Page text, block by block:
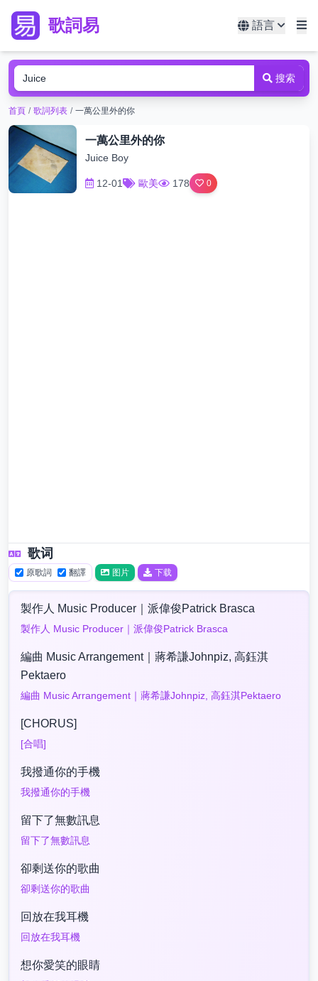
歌詞易 語言
搜索
首頁 / 歌詞列表 / 一萬公里外的你
一萬公里外的你
Juice Boy
12-01 歐美 178 0
歌词
原歌詞 翻譯 图片 下载
製作人 Music Producer｜派偉俊Patrick Brasca
製作人 Music Producer｜派偉俊Patrick Brasca
編曲 Music Arrangement｜蔣希謙Johnpiz, 高鈺淇
Pektaero
編曲 Music Arrangement｜蔣希謙Johnpiz, 高鈺淇Pektaero
[CHORUS]
[合唱]
我撥通你的手機
我撥通你的手機
留下了無數訊息
留下了無數訊息
卻剩送你的歌曲
卻剩送你的歌曲
回放在我耳機
回放在我耳機
想你愛笑的眼睛